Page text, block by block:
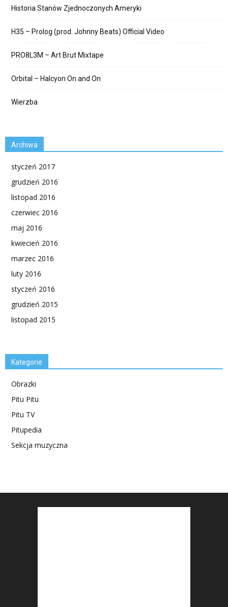
Historia Stanów Zjednoczonych Ameryki
H35 – Prolog (prod. Johnny Beats) Official Video
PRO8L3M – Art Brut Mixtape
Orbital – Halcyon On and On
Wierzba
Archiwa
styczeń 2017
grudzień 2016
listopad 2016
czerwiec 2016
maj 2016
kwiecień 2016
marzec 2016
luty 2016
styczeń 2016
grudzień 2015
listopad 2015
Kategorie
Obrazki
Pitu Pitu
Pitu TV
Pitupedia
Sekcja muzyczna